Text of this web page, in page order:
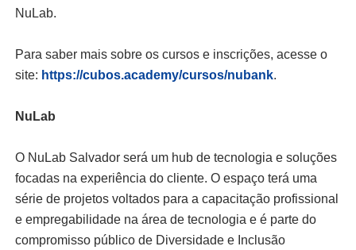
NuLab.
Para saber mais sobre os cursos e inscrições, acesse o
site: https://cubos.academy/cursos/nubank.
NuLab
O NuLab Salvador será um hub de tecnologia e soluções
focadas na experiência do cliente. O espaço terá uma
série de projetos voltados para a capacitação profissional
e empregabilidade na área de tecnologia e é parte do
compromisso público de Diversidade e Inclusão